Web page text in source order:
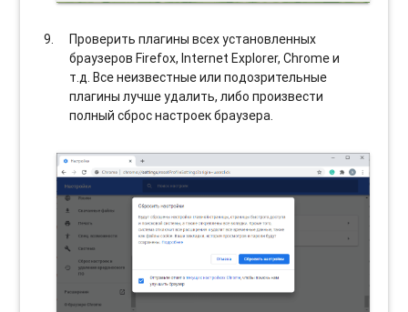
Проверить плагины всех установленных
браузеров Firefox, Internet Explorer, Chrome и
т.д. Все неизвестные или подозрительные
плагины лучше удалить, либо произвести
полный сброс настроек браузера.